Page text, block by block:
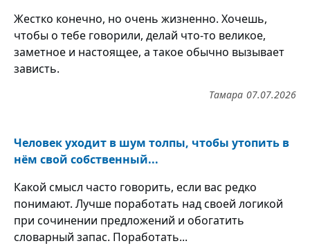
Жестко конечно, но очень жизненно. Хочешь,
чтобы о тебе говорили, делай что-то великое,
заметное и настоящее, а такое обычно вызывает
зависть.
07.07.2026
Тамара
Человек уходит в шум толпы, чтобы утопить в
нём свой собственный...
Какой смысл часто говорить, если вас редко
понимают. Лучше поработать над своей логикой
при сочинении предложений и обогатить
словарный запас. Поработать...